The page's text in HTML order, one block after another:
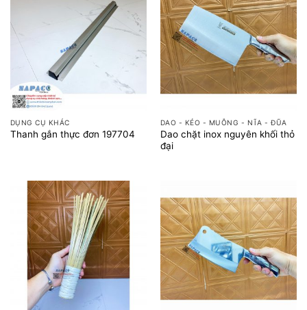
DỤNG CỤ KHÁC
Thanh gắn thực đơn 197704
DAO - KÉO - MUỖNG - NĨA - ĐŨA
Dao chặt inox nguyên khối thỏ
đại